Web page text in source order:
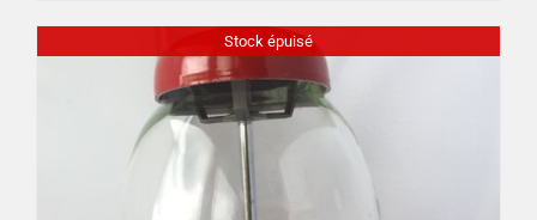
Stock épuisé